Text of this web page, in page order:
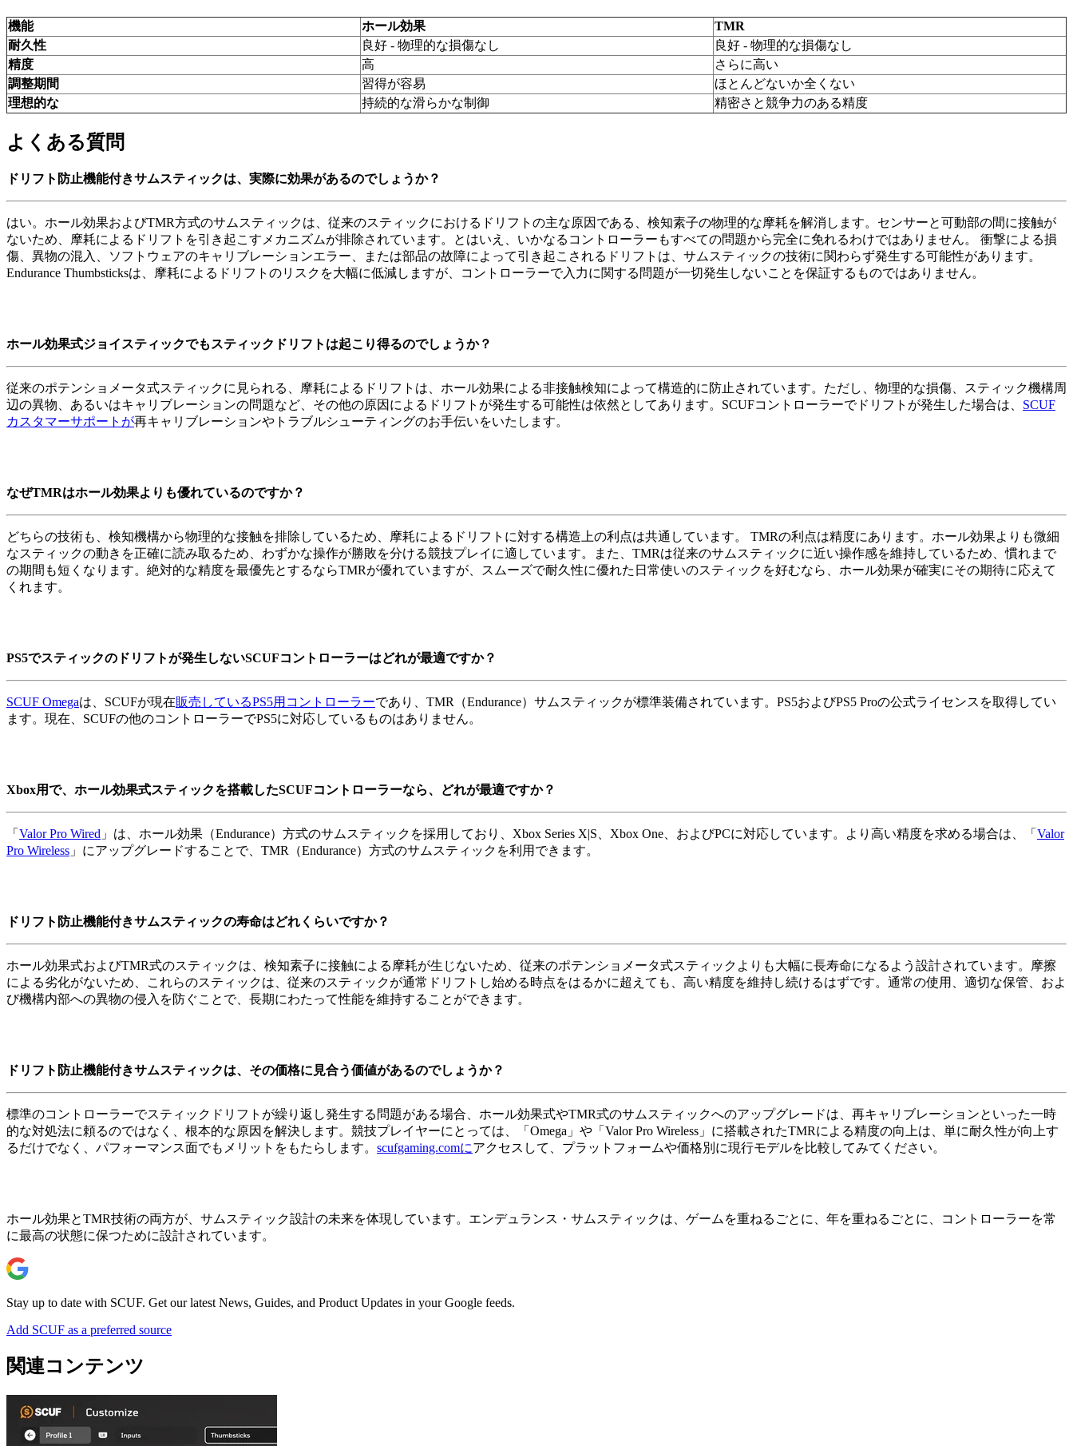
機能 ホール効果
TMR
耐久性
良好 - 物理的な損傷なし
良好 - 物理的な損傷なし
精度
高
さらに高い
調整期間
習得が容易
ほとんどないか全くない
理想的な
持続的な滑らかな制御 精密さと競争力のある精度
よくある質問
ドリフト防止機能付きサムスティックは、実際に効果があるのでしょうか？
はい。ホール効果およびTMR方式のサムスティックは、従来のスティックにおけるドリフトの主な原因である、検知素子の物理的な摩耗を解消します。センサーと可動部の間に接触が
ないため、摩耗によるドリフトを引き起こすメカニズムが排除されています。とはいえ、いかなるコントローラーもすべての問題から完全に免れるわけではありません。 衝撃による損
傷、異物の混入、ソフトウェアのキャリブレーションエラー、または部品の故障によって引き起こされるドリフトは、サムスティックの技術に関わらず発生する可能性があります。
Endurance Thumbsticksは、摩耗によるドリフトのリスクを大幅に低減しますが、コントローラーで入力に関する問題が一切発生しないことを保証するものではありません。
ホール効果式ジョイスティックでもスティックドリフトは起こり得るのでしょうか？
従来のポテンショメータ式スティックに見られる、摩耗によるドリフトは、ホール効果による非接触検知によって構造的に防止されています。ただし、物理的な損傷、スティック機構周
辺の異物、あるいはキャリブレーションの問題など、その他の原因によるドリフトが発生する可能性は依然としてあります。SCUFコントローラーでドリフトが発生した場合は、 SCUF
カスタマーサポートが再キャリブレーションやトラブルシューティングのお手伝いをいたします。
なぜTMRはホール効果よりも優れているのですか？
どちらの技術も、検知機構から物理的な接触を排除しているため、摩耗によるドリフトに対する構造上の利点は共通しています。 TMRの利点は精度にあります。ホール効果よりも微細
なスティックの動きを正確に読み取るため、わずかな操作が勝敗を分ける競技プレイに適しています。また、TMRは従来のサムスティックに近い操作感を維持しているため、慣れまで
の期間も短くなります。絶対的な精度を最優先とするならTMRが優れていますが、スムーズで耐久性に優れた日常使いのスティックを好むなら、ホール効果が確実にその期待に応えて
くれます。
PS5でスティックのドリフトが発生しないSCUFコントローラーはどれが最適ですか？
SCUF Omegaは、SCUFが現在販売しているPS5用コントローラーであり、TMR（Endurance）サムスティックが標準装備されています。PS5およびPS5 Proの公式ライセンスを取得してい
ます。現在、SCUFの他のコントローラーでPS5に対応しているものはありません。
Xbox用で、ホール効果式スティックを搭載したSCUFコントローラーなら、どれが最適ですか？
「 Valor Pro Wired 」は、ホール効果（Endurance）方式のサムスティックを採用しており、Xbox Series X|S、Xbox One、およびPCに対応しています。より高い精度を求める場合は、「 Valor
Pro Wireless 」にアップグレードすることで、TMR（Endurance）方式のサムスティックを利用できます。
ドリフト防止機能付きサムスティックの寿命はどれくらいですか？
ホール効果式およびTMR式のスティックは、検知素子に接触による摩耗が生じないため、従来のポテンショメータ式スティックよりも大幅に長寿命になるよう設計されています。摩擦
による劣化がないため、これらのスティックは、従来のスティックが通常ドリフトし始める時点をはるかに超えても、高い精度を維持し続けるはずです。通常の使用、適切な保管、およ
び機構内部への異物の侵入を防ぐことで、長期にわたって性能を維持することができます。
ドリフト防止機能付きサムスティックは、その価格に見合う価値があるのでしょうか？
標準のコントローラーでスティックドリフトが繰り返し発生する問題がある場合、ホール効果式やTMR式のサムスティックへのアップグレードは、再キャリブレーションといった一時
的な対処法に頼るのではなく、根本的な原因を解決します。競技プレイヤーにとっては、「Omega」や「Valor Pro Wireless」に搭載されたTMRによる精度の向上は、単に耐久性が向上す
るだけでなく、パフォーマンス面でもメリットをもたらします。 scufgaming.comにアクセスして、プラットフォームや価格別に現行モデルを比較してみてください。
ホール効果とTMR技術の両方が、サムスティック設計の未来を体現しています。エンデュランス・サムスティックは、ゲームを重ねるごとに、年を重ねるごとに、コントローラーを常
に最高の状態に保つために設計されています。
Stay up to date with SCUF. Get our latest News, Guides, and Product Updates in your Google feeds.
Add SCUF as a preferred source
関連コンテンツ